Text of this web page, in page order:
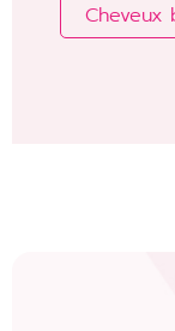
Cheveux